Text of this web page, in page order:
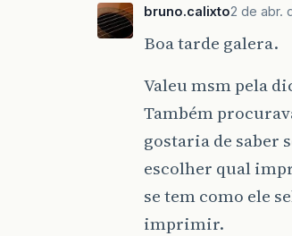
bruno.calixto2 de abr.
Boa tarde galera.
Valeu msm pela
Também
gostaria de saber
escolher qual
se tem como ele
imprimir.